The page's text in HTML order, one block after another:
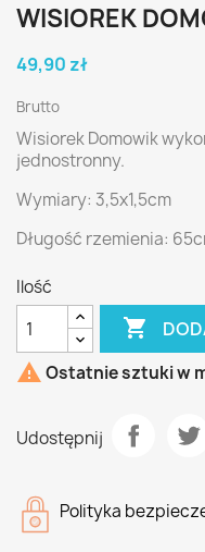
WISIOREK
49,90 zł
Brutto
Wisiorek Domowik
jednostronny.
Wymiary: 3,5x1,5cm
Długość rzemienia:
Ilość

 Ostatnie sztuki w
Udostępnij
Polityka